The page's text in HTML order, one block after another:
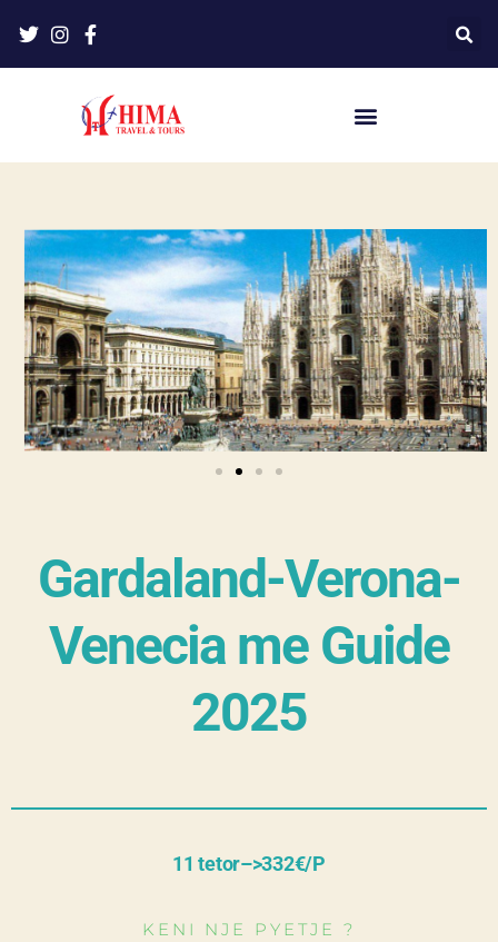
Gardaland-Verona-
Venecia me Guide
2025
11 tetor–>332€/P
KENI NJE PYETJE ?